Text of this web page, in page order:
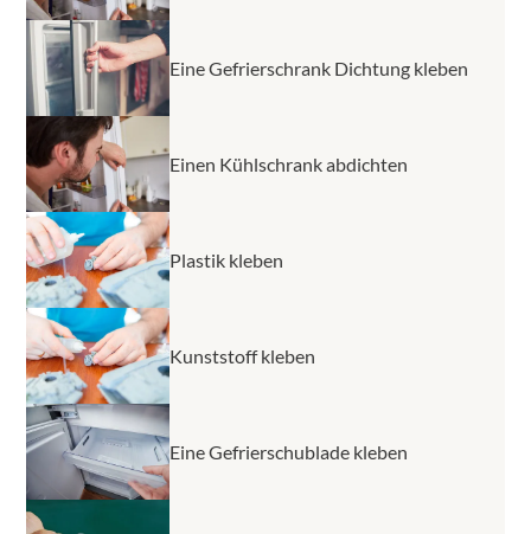
Eine Gefrierschrank Dichtung kleben
Einen Kühlschrank abdichten
Plastik kleben
Kunststoff kleben
Eine Gefrierschublade kleben